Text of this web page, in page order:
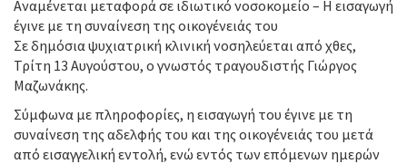
Αναμένεται μεταφορά σε ιδιωτικό νοσοκομείο – Η εισαγωγή
έγινε με τη συναίνεση της οικογένειάς του
Σε δημόσια ψυχιατρική κλινική νοσηλεύεται από χθες,
Τρίτη 13 Αυγούστου, ο γνωστός τραγουδιστής Γιώργος
Μαζωνάκης.
Σύμφωνα με πληροφορίες, η εισαγωγή του έγινε με τη
συναίνεση της αδελφής του και της οικογένειάς του μετά
από εισαγγελική εντολή, ενώ εντός των επόμενων ημερών